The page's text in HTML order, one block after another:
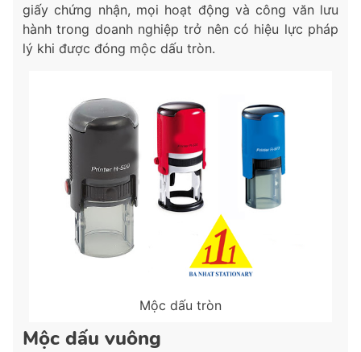
giấy chứng nhận, mọi hoạt động và công văn lưu
hành trong doanh nghiệp trở nên có hiệu lực pháp
lý khi được đóng mộc dấu tròn.
Mộc dấu tròn
Mộc dấu vuông